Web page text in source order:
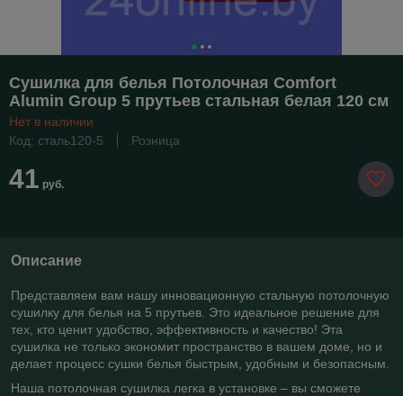
Сушилка для белья Потолочная Comfort
Alumin Group 5 прутьев стальная белая 120 см
Нет в наличии
Код: сталь120-5
Розница
41 руб.
Описание
Представляем вам нашу инновационную стальную потолочную
сушилку для белья на 5 прутьев. Это идеальное решение для
тех, кто ценит удобство, эффективность и качество! Эта
сушилка не только экономит пространство в вашем доме, но и
делает процесс сушки белья быстрым, удобным и безопасным.
Наша потолочная сушилка легка в установке – вы сможете